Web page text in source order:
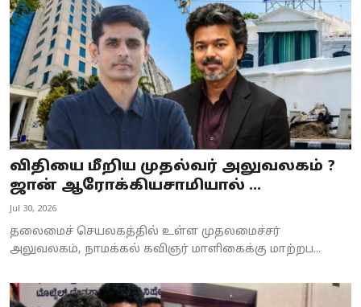
விதியை மீறிய முதல்வர் அலுவலகம் ?
ஜான் ஆரோக்கியசாமியால் ...
Jul 30, 2026
தலைமைச் செயலகத்தில் உள்ள முதலமைச்சர்
அலுவலகம், நாமக்கல் கவிஞர் மாளிகைக்கு மாற்றப...